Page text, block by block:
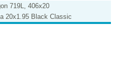
719L, 406x20
20x1.95 Black Classic